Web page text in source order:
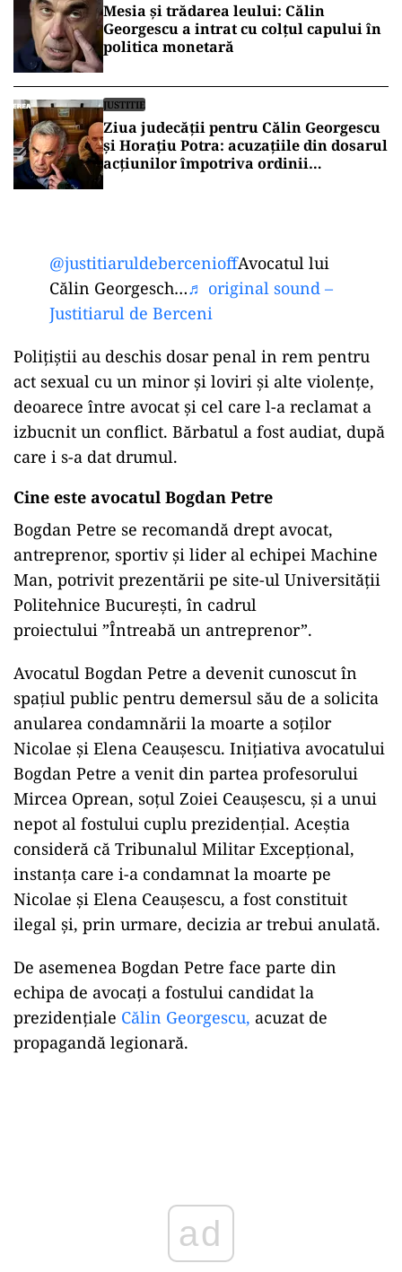
Mesia și trădarea leului: Călin
Georgescu a intrat cu colțul capului în
politica monetară
JUSTITIE
Ziua judecății pentru Călin Georgescu
și Horațiu Potra: acuzațiile din dosarul
acțiunilor împotriva ordinii
@justitiaruldebercenioffAvocatul lui
Călin Georgesch…♬ original sound –
Justitiarul de Berceni
Polițiștii au deschis dosar penal in rem pentru
act sexual cu un minor și loviri și alte violențe,
deoarece între avocat și cel care l-a reclamat a
izbucnit un conflict. Bărbatul a fost audiat, după
care i s-a dat drumul.
Cine este avocatul Bogdan Petre
Bogdan Petre se recomandă drept avocat,
antreprenor, sportiv și lider al echipei Machine
Man, potrivit prezentării pe site-ul Universității
Politehnice București, în cadrul
proiectului ”Întreabă un antreprenor”.
Avocatul Bogdan Petre a devenit cunoscut în
spaţiul public pentru demersul său de a solicita
anularea condamnării la moarte a soților
Nicolae și Elena Ceaușescu. Inițiativa avocatului
Bogdan Petre a venit din partea profesorului
Mircea Oprean, soțul Zoiei Ceaușescu, și a unui
nepot al fostului cuplu prezidențial. Aceștia
consideră că Tribunalul Militar Excepțional,
instanța care i-a condamnat la moarte pe
Nicolae și Elena Ceaușescu, a fost constituit
ilegal și, prin urmare, decizia ar trebui anulată.
De asemenea Bogdan Petre face parte din
echipa de avocaţi a fostului candidat la
prezidenţiale Călin Georgescu, acuzat de
propagandă legionară.
ad